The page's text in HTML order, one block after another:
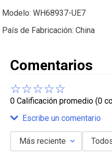
Modelo: WH68937-UE7
País de Fabricación: China
Comentarios
☆☆☆☆☆
0 Calificación promedio (0
Escribe un comentario
Más reciente